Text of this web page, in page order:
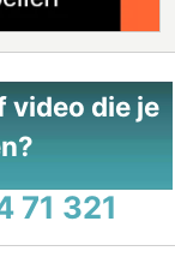
video die je
71 321